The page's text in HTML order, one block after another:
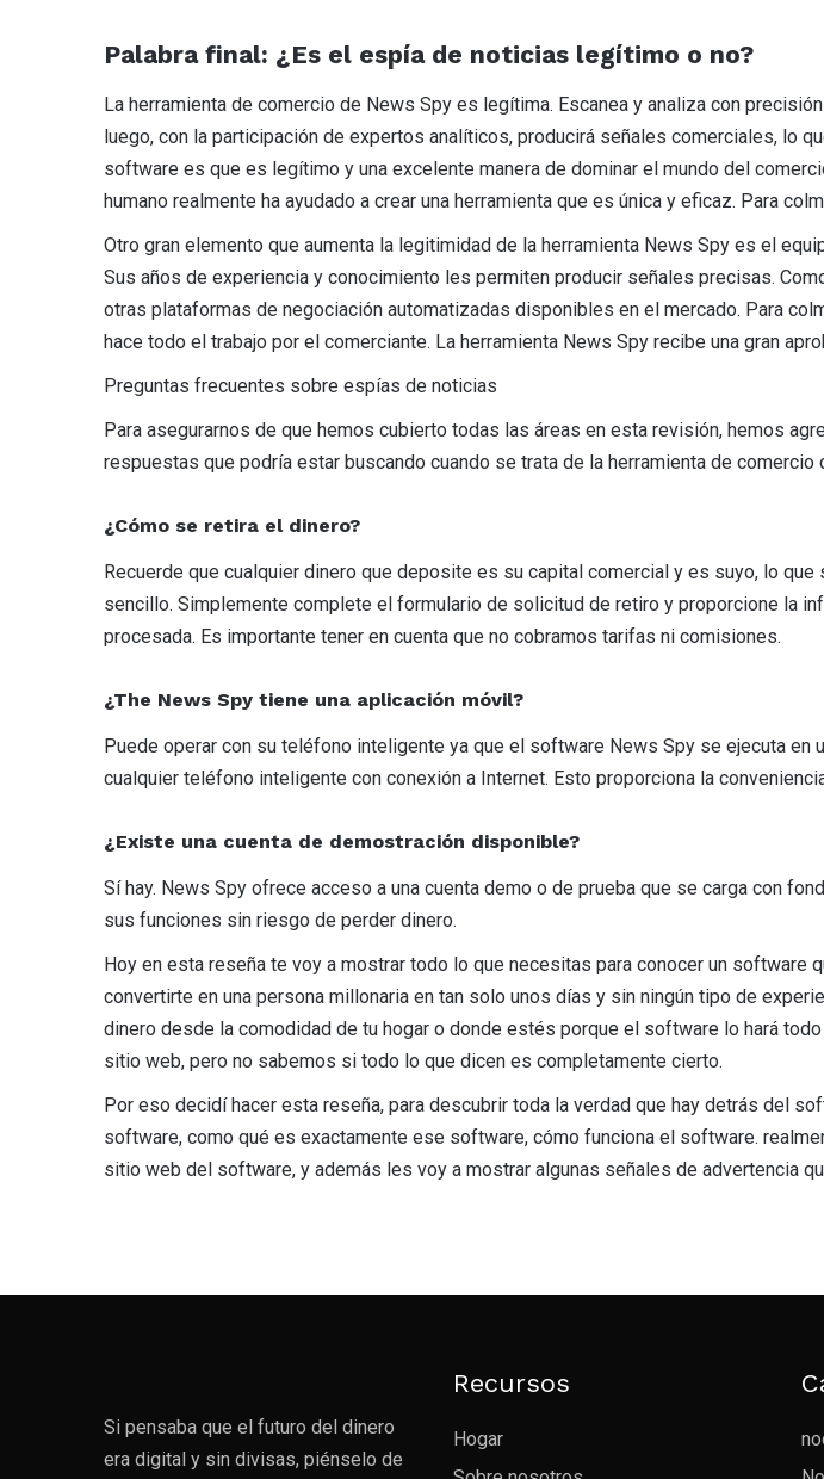
Palabra final: ¿Es el espía de noticias legítimo o no?
La herramienta de comercio de News Spy es legítima. Escanea y analiza con
luego, con la participación de expertos analíticos, producirá señales comerciales, lo
software es que es legítimo y una excelente manera de dominar el mundo del
humano realmente ha ayudado a crear una herramienta que es única y eficaz. Para
Otro gran elemento que aumenta la legitimidad de la herramienta News Spy es el
Sus años de experiencia y conocimiento les permiten producir señales precisas.
otras plataformas de negociación automatizadas disponibles en el mercado. Para
hace todo el trabajo por el comerciante. La herramienta News Spy recibe una gran
Preguntas frecuentes sobre espías de noticias
Para asegurarnos de que hemos cubierto todas las áreas en esta revisión, hemos
respuestas que podría estar buscando cuando se trata de la herramienta de comercio
¿Cómo se retira el dinero?
Recuerde que cualquier dinero que deposite es su capital comercial y es suyo, lo
sencillo. Simplemente complete el formulario de solicitud de retiro y proporcione la
procesada. Es importante tener en cuenta que no cobramos tarifas ni comisiones.
¿The News Spy tiene una aplicación móvil?
Puede operar con su teléfono inteligente ya que el software News Spy se ejecuta
cualquier teléfono inteligente con conexión a Internet. Esto proporciona la
¿Existe una cuenta de demostración disponible?
Sí hay. News Spy ofrece acceso a una cuenta demo o de prueba que se carga con
sus funciones sin riesgo de perder dinero.
Hoy en esta reseña te voy a mostrar todo lo que necesitas para conocer un software
convertirte en una persona millonaria en tan solo unos días y sin ningún tipo de
dinero desde la comodidad de tu hogar o donde estés porque el software lo hará
sitio web, pero no sabemos si todo lo que dicen es completamente cierto.
Por eso decidí hacer esta reseña, para descubrir toda la verdad que hay detrás del
software, como qué es exactamente ese software, cómo funciona el software.
sitio web del software, y además les voy a mostrar algunas señales de advertencia
Si pensaba que el futuro del dinero
era digital y sin divisas, piénselo de
Recursos
Hogar